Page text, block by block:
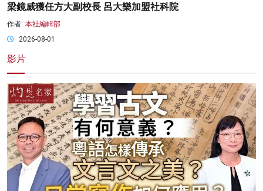
梁鏡威獲任方大副校長 呂大樂加盟社科院
作者: 本社編輯部
2026-08-01
影片